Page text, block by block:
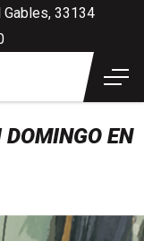
Gables, 33134
EN